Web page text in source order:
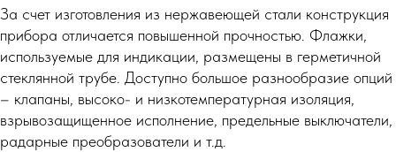
За счет изготовления из нержавеющей стали конструкция
прибора отличается повышенной прочностью. Флажки,
используемые для индикации, размещены в герметичной
стеклянной трубе. Доступно большое разнообразие опций
– клапаны, высоко- и низкотемпературная изоляция,
взрывозащищенное исполнение, предельные выключатели,
радарные преобразователи и т.д.